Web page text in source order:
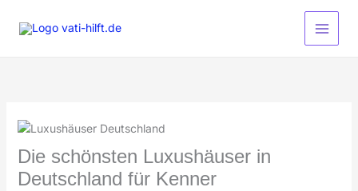
Inhalt
Die schönsten Luxushäuser in
Deutschland für Kenner